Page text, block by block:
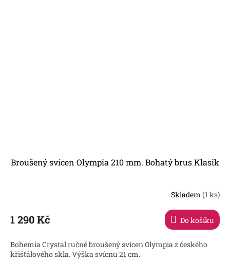
Broušený svícen Olympia 210 mm. Bohatý brus Klasik
Skladem (1 ks)
1 290 Kč Do košíku
Bohemia Crystal ručně broušený svícen Olympia z českého
křišťálového skla. Výška svícnu 21 cm.